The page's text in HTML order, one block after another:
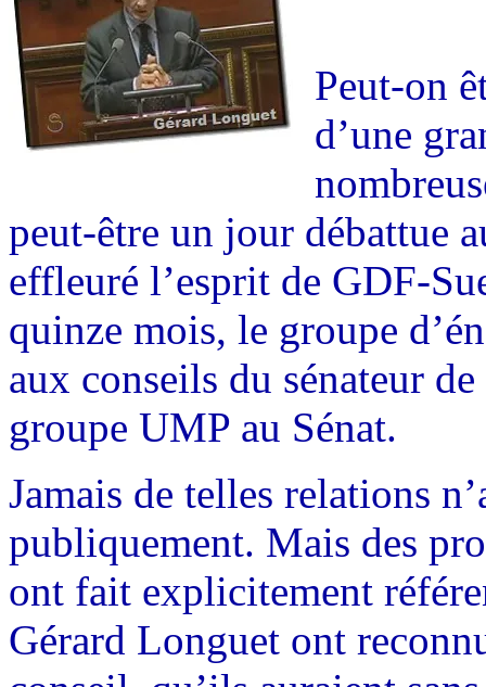
Peut-on
d’une
peut-être un jour débattue
effleuré l’esprit de GDF-
quinze mois, le groupe
aux conseils du sénateur
groupe UMP au Sénat.
Jamais de telles relations
publiquement. Mais des
ont fait explicitement
Gérard Longuet ont